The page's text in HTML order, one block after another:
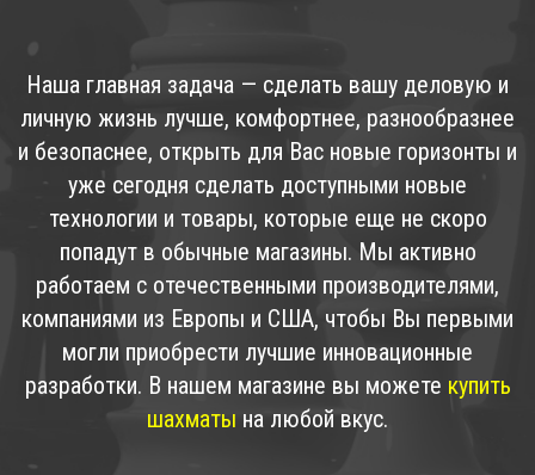
Наша главная задача — сделать вашу деловую и
личную жизнь лучше, комфортнее, разнообразнее
и безопаснее, открыть для Вас новые горизонты и
уже сегодня сделать доступными новые
технологии и товары, которые еще не скоро
попадут в обычные магазины. Мы активно
работаем с отечественными производителями,
компаниями из Европы и США, чтобы Вы первыми
могли приобрести лучшие инновационные
разработки. В нашем магазине вы можете купить
шахматы на любой вкус.